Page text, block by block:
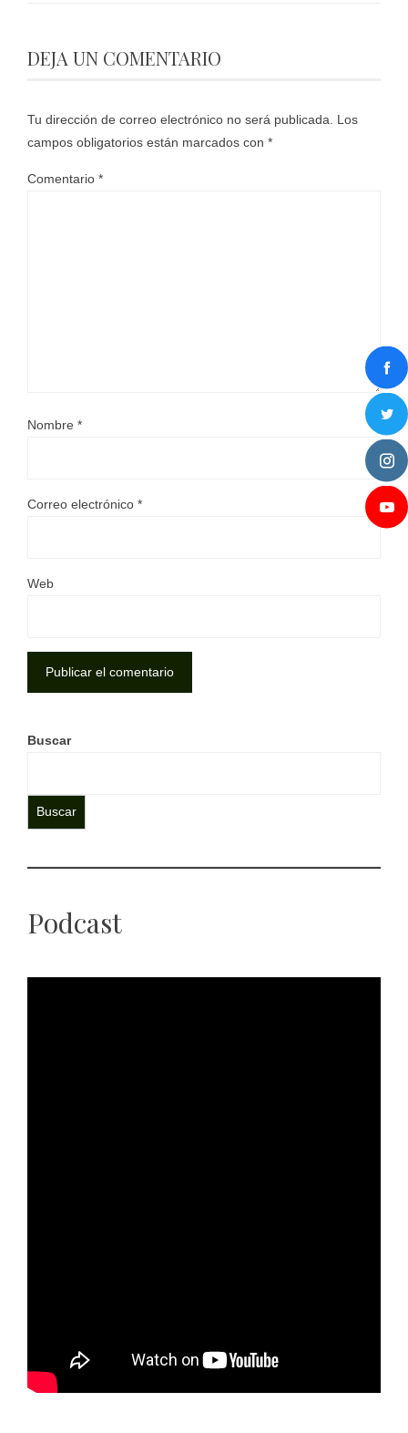
DEJA UN COMENTARIO
Tu dirección de correo electrónico no será publicada.
Los
campos obligatorios están marcados con *
Comentario *
Nombre *
Correo electrónico *
Web
Buscar
Buscar
Podcast